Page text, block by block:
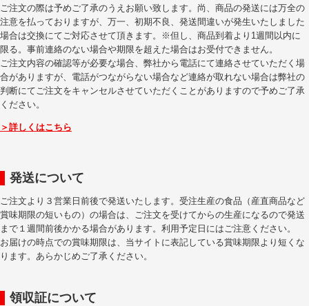
ご注文の際は予めご了承のうえお願い致します。尚、商品の発送には万全の
注意を払っておりますが、万一、初期不良、発送間違いが発生いたしました
場合は交換にてご対応させて頂きます。※但し、商品到着より1週間以内に
限る。事前連絡のない場合や期限を超えた場合はお受付できません。
ご注文内容の確認等が必要な場合、弊社から電話にて連絡させていただく場
合がありますが、電話がつながらない場合など連絡が取れない場合は弊社の
判断にてご注文をキャンセルさせていただくことがありますので予めご了承
ください。
＞詳しくはこちら
発送について
ご注文より３営業日前後で発送いたします。受注生産の食品（産直商品など
賞味期限の短いもの）の場合は、ご注文を受けてからの生産になるので発送
まで１週間前後かかる場合があります。利用予定日にはご注意ください。
お届けの時点での賞味期限は、当サイトに表記している賞味期限より短くな
ります。あらかじめご了承ください。
領収証について